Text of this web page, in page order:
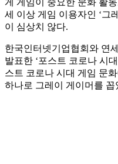
게 게임이 중요한 문화 활
세 이상 게임 이용자인 ‘그
이 심상치 않다.
한국인터넷기업협회와 연
발표한 ‘포스트 코로나 시
스트 코로나 시대 게임 문
하나로 그레이 게이머를 꼽